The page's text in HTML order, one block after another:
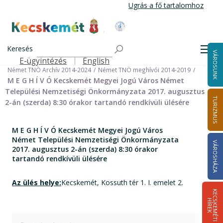
tartalomra
Ugrás a fő tartalomhoz
Kecskemét Város Honlapja
Keresés
Felső navigáció
E-ügyintézés English VÁROSUNK
TURIZMUS
VÁROSHÁZA
K
E
C
S
K
E
M
É
T
I
HÍ
R
E
K
Önkormányzat
Nemzetiségi Önkormányzatok
Német Települési Nemzetiségi Önkormányzat
Német TNÖ Archív 2014-2024
Német TNÖ meghívói 2014-2019
M E G H Í V Ó Kecskemét Megyei Jogú Város Német
Települési Nemzetiségi Önkormányzata 2017. augusztus
2-án (szerda) 8:30 órakor tartandó rendkívüli ülésére
M E G H Í V Ó Kecskemét Megyei Jogú Város
Német Települési Nemzetiségi Önkormányzata
2017. augusztus 2-án (szerda) 8:30 órakor
tartandó rendkívüli ülésére
Az ülés helye:Kecskemét, Kossuth tér 1. I. emelet 2.